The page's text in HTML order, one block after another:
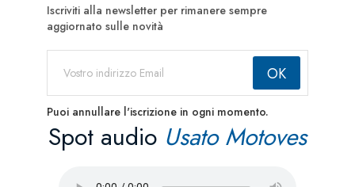
Iscriviti alla newsletter per rimanere sempre
aggiornato sulle novità
Puoi annullare l'iscrizione in ogni momento.
Spot audio Usato Motoves